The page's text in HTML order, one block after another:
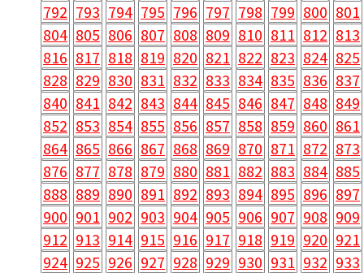
792 793 794 795 796 797 798 799 800 801
804 805 806 807 808 809 810 811 812 813
816 817 818 819 820 821 822 823 824 825
828 829 830 831 832 833 834 835 836 837
840 841 842 843 844 845 846 847 848 849
852 853 854 855 856 857 858 859 860 861
864 865 866 867 868 869 870 871 872 873
876 877 878 879 880 881 882 883 884 885
888 889 890 891 892 893 894 895 896 897
900 901 902 903 904 905 906 907 908 909
912 913 914 915 916 917 918 919 920 921
924 925 926 927 928 929 930 931 932 933